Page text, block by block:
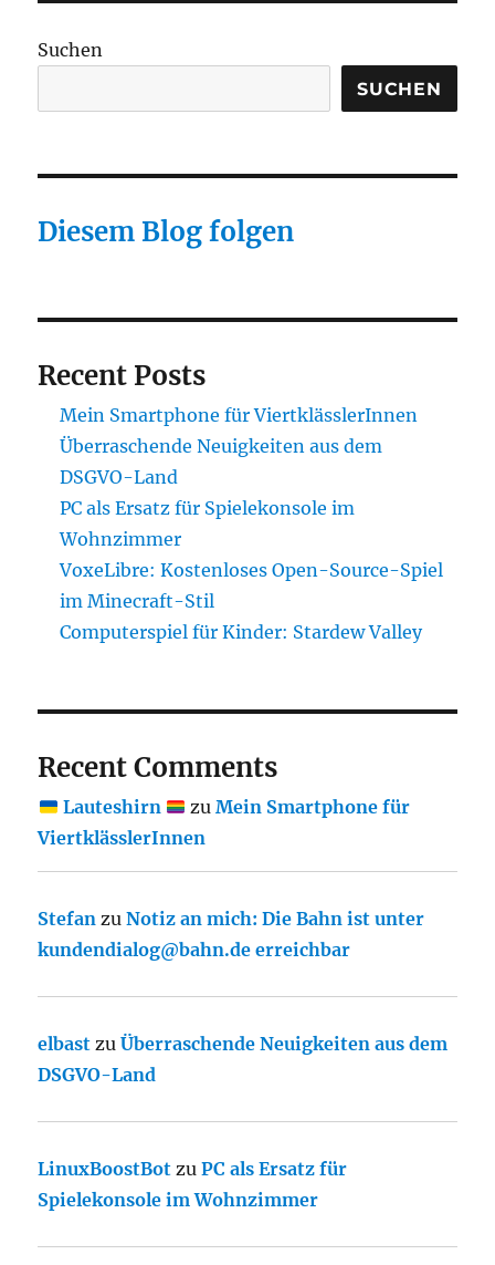
man
umblättern
Suchen
SUCHEN
Diesem Blog folgen
Recent Posts
Mein Smartphone für ViertklässlerInnen
Überraschende Neuigkeiten aus dem
DSGVO-Land
PC als Ersatz für Spielekonsole im
Wohnzimmer
VoxeLibre: Kostenloses Open-Source-Spiel
im Minecraft-Stil
Computerspiel für Kinder: Stardew Valley
Recent Comments
Lauteshirn zu Mein Smartphone für
ViertklässlerInnen
Stefan zuNotiz an mich: Die Bahn ist unter
kundendialog@bahn.de erreichbar
elbast zuÜberraschende Neuigkeiten aus dem
DSGVO-Land
LinuxBoostBot zuPC als Ersatz für
Spielekonsole im Wohnzimmer